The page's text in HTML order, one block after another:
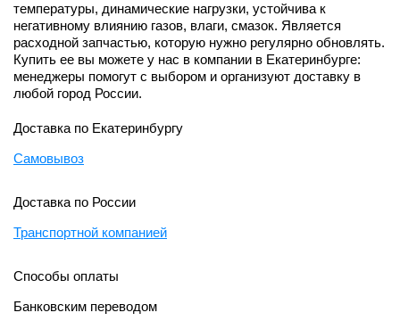
температуры, динамические нагрузки, устойчива к
негативному влиянию газов, влаги, смазок. Является
расходной запчастью, которую нужно регулярно обновлять.
Купить ее вы можете у нас в компании в Екатеринбурге:
менеджеры помогут с выбором и организуют доставку в
любой город России.
Доставка по Екатеринбургу
Самовывоз
Доставка по России
Транспортной компанией
Способы оплаты
Банковским переводом